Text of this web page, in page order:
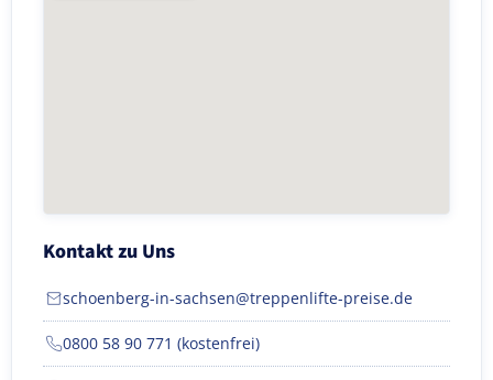
Kontakt zu Uns
schoenberg-in-sachsen@treppenlifte-preise.de
0800 58 90 771 (kostenfrei)